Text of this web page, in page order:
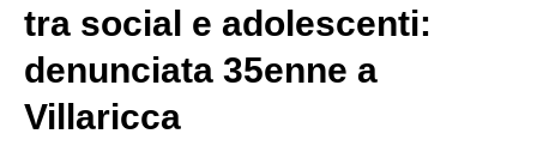
tra social e adolescenti:
denunciata 35enne a
Villaricca